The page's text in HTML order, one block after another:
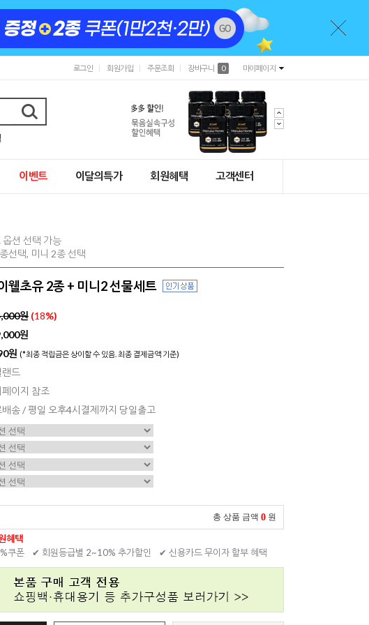
로그인 회원가입 주문조회 장바구니 0 마이페이지
이벤트 이달의특가 회원혜택 고객센터
션 선택 가능
선택, 미니 2종 선택
웰초유 2종 + 미니2 선물세트
원 (18%)
원
원 (*최종 적립금은 상이할 수 있음. 최종 결제금액 기준)
드
페이지 참조
송 / 평일 오후4시결제까지 당일출고
총 상품 금액 0 원
혜택
쿠폰
✔ 회원등급별 2~10% 추가할인 ✔ 신용카드 무이자 할부 혜택